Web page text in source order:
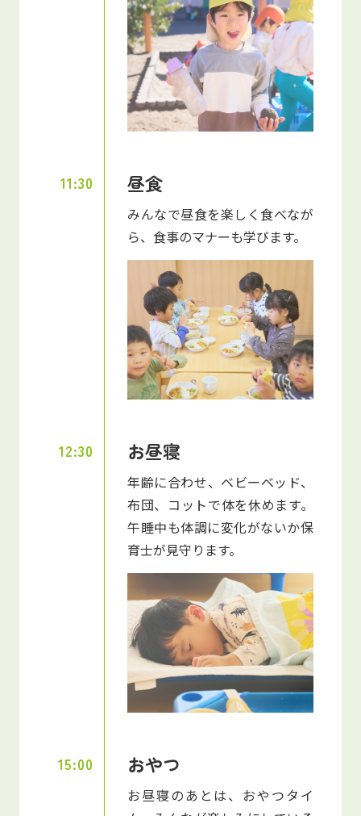
11:30 昼食
みんなで昼食を楽しく食べなが
ら、食事のマナーも学びます。
12:30 お昼寝
年齢に合わせ、ベビーベッド、
布団、コットで体を休めます。
午睡中も体調に変化がないか保
育士が見守ります。
15:00 おやつ
お昼寝のあとは、おやつタイ